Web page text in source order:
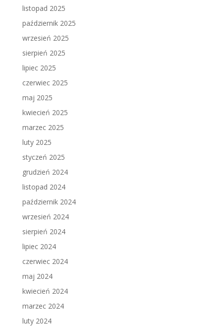
listopad 2025
październik 2025
wrzesień 2025
sierpień 2025
lipiec 2025
czerwiec 2025
maj 2025
kwiecień 2025
marzec 2025
luty 2025
styczeń 2025
grudzień 2024
listopad 2024
październik 2024
wrzesień 2024
sierpień 2024
lipiec 2024
czerwiec 2024
maj 2024
kwiecień 2024
marzec 2024
luty 2024